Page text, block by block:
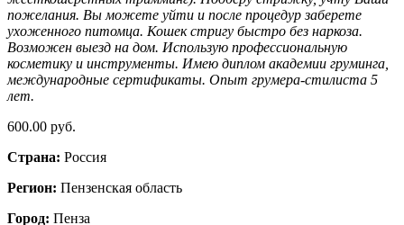
пожелания. Вы можете уйти и после процедур заберете
ухоженного питомца. Кошек стригу быстро без наркоза.
Возможен выезд на дом. Использую профессиональную
косметику и инструменты. Имею диплом академии груминга,
международные сертификаты. Опыт грумера-стилиста 5
лет.
600.00 руб.
Страна: Россия
Регион: Пензенская область
Город: Пенза